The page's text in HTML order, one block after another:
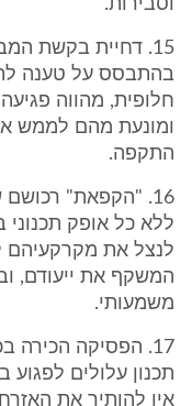
וסבירות.
15. דחיית בקשת
בהתבסס על טענה
חלופית, מהווה
ומונעת מהם לממש
התקפה.
16. "הקפאת"
ללא כל אופק
לנצל את מקרקעיהם
המשקף את ייעודם,
משמעותי.
17. הפסיקה הכירה
תכנון עלולים לפגוע
אין להותיר את